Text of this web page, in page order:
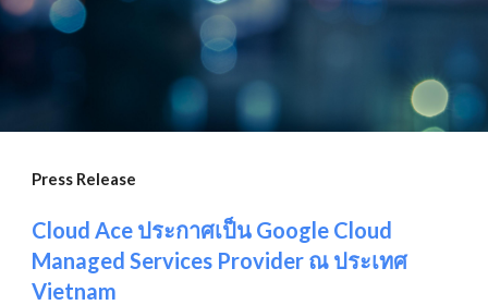
Press Release
Cloud Ace ประกาศเป็น Google Cloud
Managed Services Provider ณ ประเทศ
Vietnam